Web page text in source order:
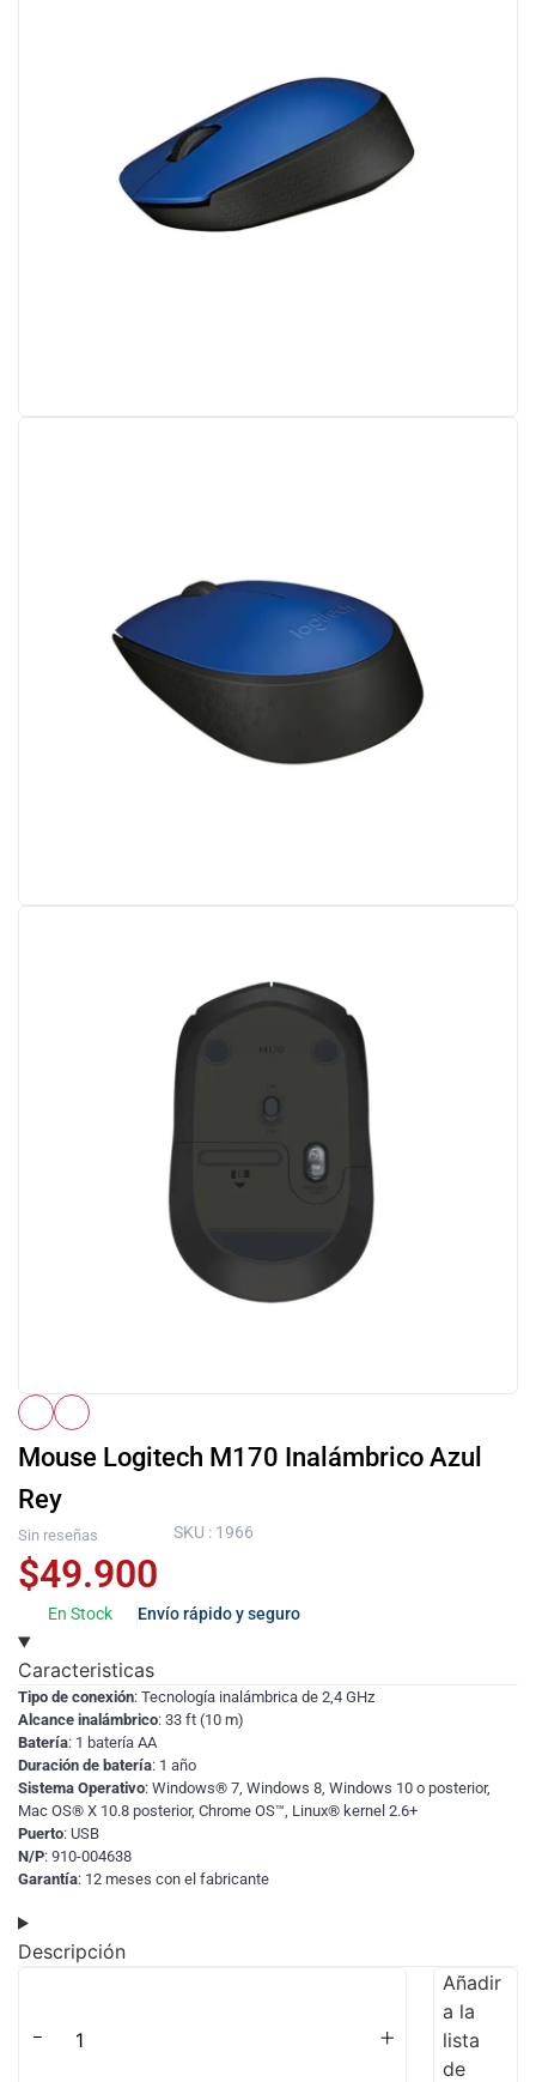
Mouse Logitech M170 Inalámbrico Azul
Rey
Sin reseñas SKU : 1966
$49.900
En Stock Envío rápido y seguro
Caracteristicas
Tipo de conexión: Tecnología inalámbrica de 2,4 GHz
Alcance inalámbrico: 33 ft (10 m)
Batería: 1 batería AA
Duración de batería: 1 año
Sistema Operativo: Windows® 7, Windows 8, Windows 10 o posterior,
Mac OS® X 10.8 posterior, Chrome OS™, Linux® kernel 2.6+
Puerto: USB
N/P: 910-004638
Garantía: 12 meses con el fabricante
Descripción
- +
Añadir
a la
lista
de